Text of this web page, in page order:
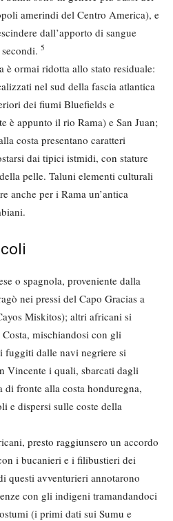
amerindi del Centro America), e
dall’apporto di sangue
5
è ormai ridotta allo stato residuale:
nel sud della fascia atlantica
dei fiumi Bluefields e
è appunto il rio Rama) e San Juan;
costa presentano caratteri
dai tipici istmidi, con stature
pelle. Taluni elementi culturali
anche per i Rama un’antica
o spagnola, proveniente dalla
nei pressi del Capo Gracias a
Miskitos); altri africani si
mischiandosi con gli
dalle navi negriere si
Vincente i quali, sbarcati dagli
fronte alla costa honduregna,
e dispersi sulle coste della
presto raggiunsero un accordo
i bucanieri e i filibustieri dei
avventurieri annotarono
con gli indigeni tramandandoci
(i primi dati sui Sumu e